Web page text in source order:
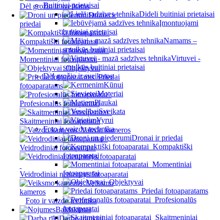
Dėl grožio ir sveikatos
Dronai ir
priedai
Kompaktiški fotoaparatai
Momentiniai fotoaparatai
Objektyvai
Priedai
fotoaparatams
Profesionalūs fotoaparatai
Skaitmeniniai fotoaparatai
Vaizdo kameros
Veidrodiniai fotoaparatai
Veidrodiniai neturintys fotoaparatai
Veiksmo
kameros
Foto ir vaizdo technika
Baldakimai
Darbo įrankiai
Buitiniai prietaisai
Dideli buitiniai prietaisai
Įmontuojami
buitiniai prietaisai
Namams –
smulkūs buitiniai prietaisai
Virtuvei -
smulkūs buitiniai prietaisai
Dėl grožio ir sveikatos
Kūnui
Moteriai
Plaukai
Sveikata
Vyrui
Foto ir vaizdo technika
Dronai ir priedai
Kompaktiški
fotoaparatai
Momentiniai
fotoaparatai
Objektyvai
Priedai fotoaparatams
Profesionalūs
fotoaparatai
Skaitmeniniai